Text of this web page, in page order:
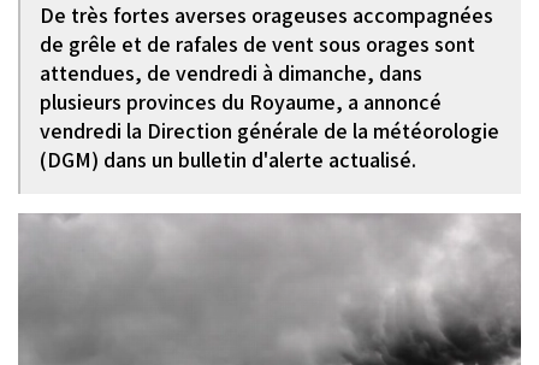
De très fortes averses orageuses accompagnées
de grêle et de rafales de vent sous orages sont
attendues, de vendredi à dimanche, dans
plusieurs provinces du Royaume, a annoncé
vendredi la Direction générale de la météorologie
(DGM) dans un bulletin d'alerte actualisé.